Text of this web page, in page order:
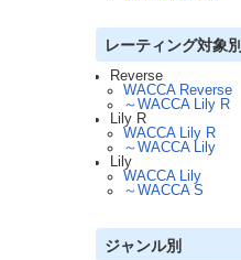
レーティング対象別
Reverse
WACCA Reverse
～WACCA Lily R
Lily R
WACCA Lily R
～WACCA Lily
Lily
WACCA Lily
～WACCA S
ジャンル別